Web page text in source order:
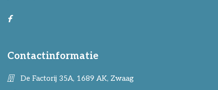
Contactinformatie
De Factorij 35A, 1689 AK, Zwaag